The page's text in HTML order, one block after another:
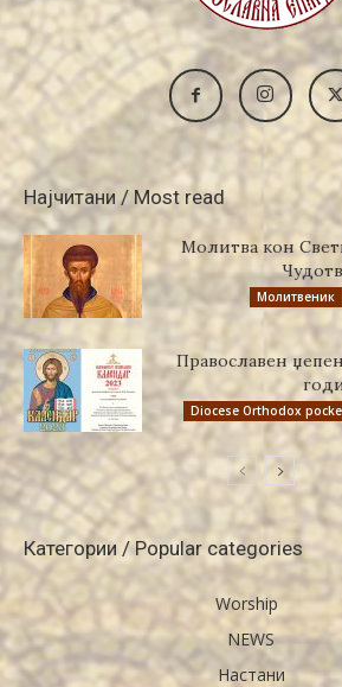
Најчитани / Most read
Молитва кон
Молитвеник
Православен
Diocese Orthodox
Категории / Popular categories
Worship
NEWS
Настани